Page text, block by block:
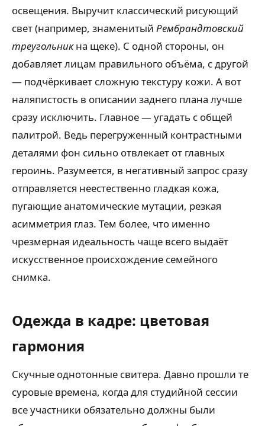
освещения. Выручит классический рисующий
свет (например, знаменитый Рембрандтовский
треугольникна щеке). С одной стороны, он
добавляет лицам правильного объёма, с другой
— подчёркивает сложную текстуру кожи. А вот
наляпистость в описании заднего плана лучше
сразу исключить. Главное — угадать с общей
палитрой. Ведь перегруженный контрастными
деталями фон сильно отвлекает от главных
героинь. Разумеется, в негативный запрос сразу
отправляется неестественно гладкая кожа,
пугающие анатомические мутации, резкая
асимметрия глаз. Тем более, что именно
чрезмерная идеальность чаще всего выдаёт
искусственное происхождение семейного
снимка.
Одежда в кадре: цветовая
гармония
Скучные однотонные свитера. Давно прошли те
суровые времена, когда для студийной сессии
все участники обязательно должны были